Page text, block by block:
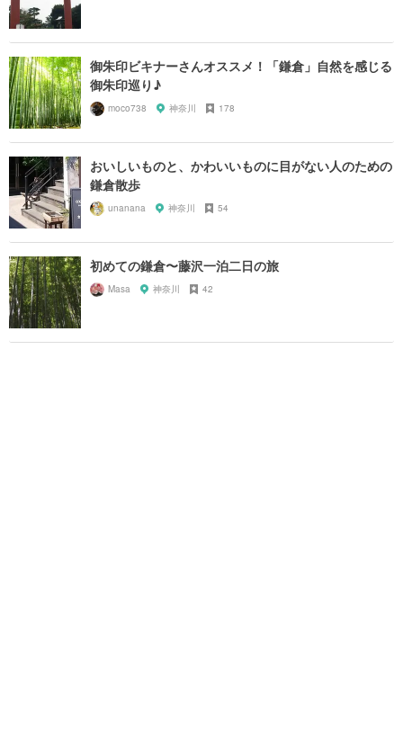
御朱印ビキナーさんオススメ！「鎌倉」自然を感じる
御朱印巡り♪
moco738 神奈川 178
おいしいものと、かわいいものに目がない人のための
鎌倉散歩
unanana 神奈川 54
初めての鎌倉〜藤沢一泊二日の旅
Masa 神奈川 42